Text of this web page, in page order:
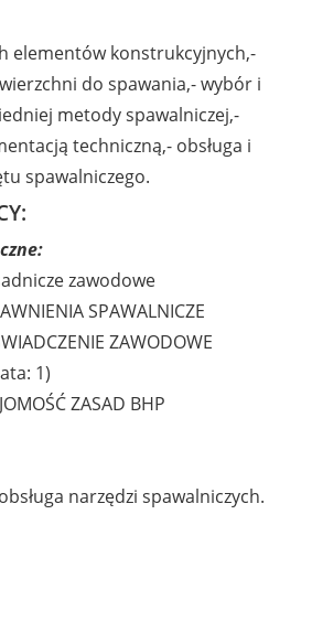
elementów konstrukcyjnych,-
do spawania,- wybór i
metody spawalniczej,-
techniczną,- obsługa i
spawalniczego.
zawodowe
SPAWALNICZE
ZAWODOWE
1)
ZASAD BHP
narzędzi spawalniczych.